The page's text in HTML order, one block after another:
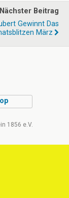
Nächster Beitrag
Gewinnt Das
März
1856 e.V.